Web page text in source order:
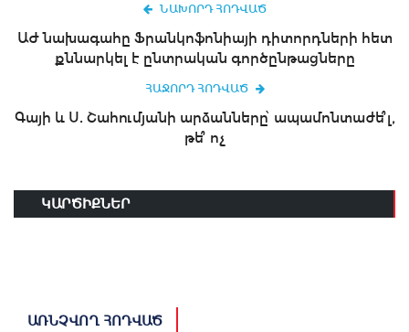
ՆԱԽՈՐԴ ՀՈԴՎԱԾ
ԱԺ նախագահը Ֆրանկոֆոնիայի դիտորդների հետ
քննարկել է ընտրական գործընթացները
ՀԱՋՈՐԴ ՀՈԴՎԱԾ
Գայի և Ս. Շահումյանի արձանները՝ ապամոնտաժե՞լ,
թե՞ ոչ
ԿԱՐԾԻՔՆԵՐ
ԱՌՆՉՎՈՂ ՀՈԴՎԱԾ